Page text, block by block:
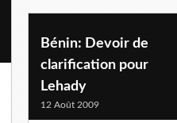
Bénin: Devoir de
clarification pour
Lehady
12 Août 2009